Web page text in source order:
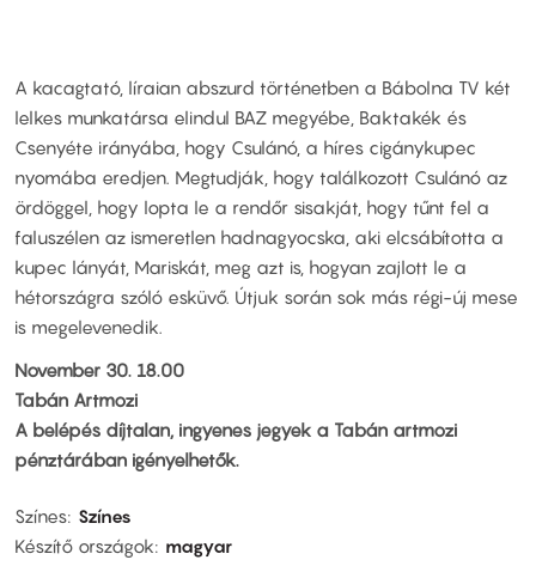
A kacagtató, líraian abszurd történetben a Bábolna TV két
lelkes munkatársa elindul BAZ megyébe, Baktakék és
Csenyéte irányába, hogy Csulánó, a híres cigánykupec
nyomába eredjen. Megtudják, hogy találkozott Csulánó az
ördöggel, hogy lopta le a rendőr sisakját, hogy tűnt fel a
faluszélen az ismeretlen hadnagyocska, aki elcsábította a
kupec lányát, Mariskát, meg azt is, hogyan zajlott le a
hétországra szóló esküvő. Útjuk során sok más régi-új mese
is megelevenedik.
November 30. 18.00
Tabán Artmozi
A belépés díjtalan, ingyenes jegyek a Tabán artmozi
pénztárában igényelhetők.
Színes Színes
Készítő országok
magyar